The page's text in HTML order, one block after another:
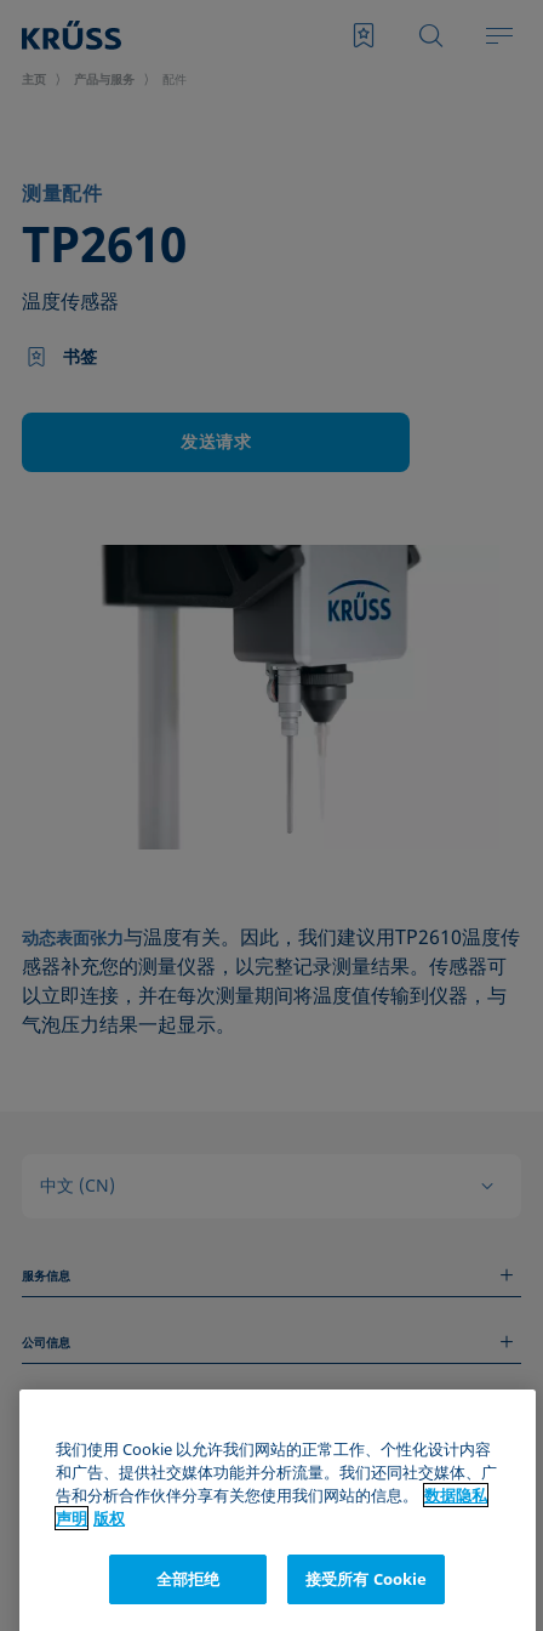
主页 产品与服务 配件
测量配件
TP2610
–
温度传感器
书签
发送请求
动态表面张力与温度有关。因此，我们建议用TP2610温度传
感器补充您的测量仪器，以完整记录测量结果。传感器可
以立即连接，并在每次测量期间将温度值传输到仪器，与
气泡压力结果一起显示。
中文 (CN)
服务信息
技术服务
和我们取得联系
公司信息
关于我们
数据隐私声明
Cookie政策
订阅我们的新闻简报
加入KRÜSS社区
我们使用 Cookie 以允许我们网站的正常工作、个性化设计内容
和广告、提供社交媒体功能并分析流量。我们还同社交媒体、广
告和分析合作伙伴分享有关您使用我们网站的信息。
数据隐私
声明 版权
全部拒绝 接受所有 Cookie